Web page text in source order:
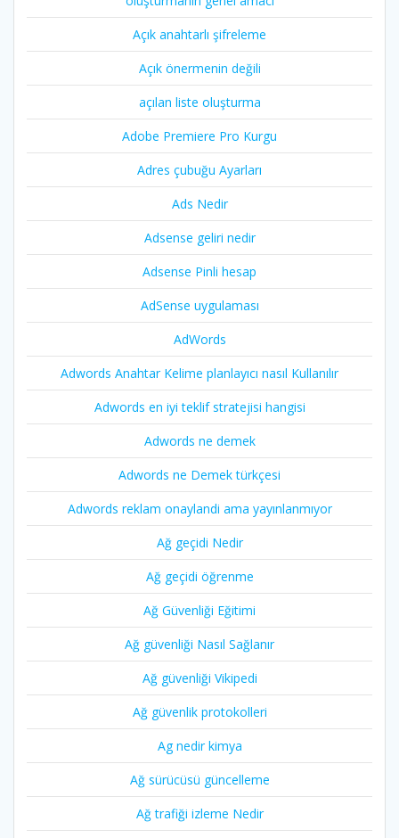
Açık anahtarlı şifreleme
Açık önermenin değili
açılan liste oluşturma
Adobe Premiere Pro Kurgu
Adres çubuğu Ayarları
Ads Nedir
Adsense geliri nedir
Adsense Pinli hesap
AdSense uygulaması
AdWords
Adwords Anahtar Kelime planlayıcı nasıl Kullanılır
Adwords en iyi teklif stratejisi hangisi
Adwords ne demek
Adwords ne Demek türkçesi
Adwords reklam onaylandi ama yayınlanmıyor
Ağ geçidi Nedir
Ağ geçidi öğrenme
Ağ Güvenliği Eğitimi
Ağ güvenliği Nasıl Sağlanır
Ağ güvenliği Vikipedi
Ağ güvenlik protokolleri
Ag nedir kimya
Ağ sürücüsü güncelleme
Ağ trafiği izleme Nedir